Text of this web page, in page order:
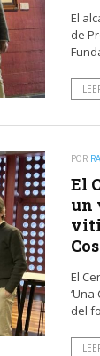
El
de
POR
El
un
El
del